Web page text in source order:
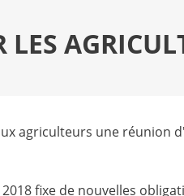
agriculteurs une réunion
fixe de nouvelles